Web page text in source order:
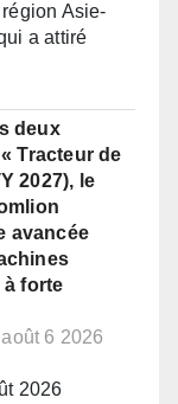
Asie-
a attiré
deux
Tracteur de
2027), le
avancée
forte
6 2026
2026